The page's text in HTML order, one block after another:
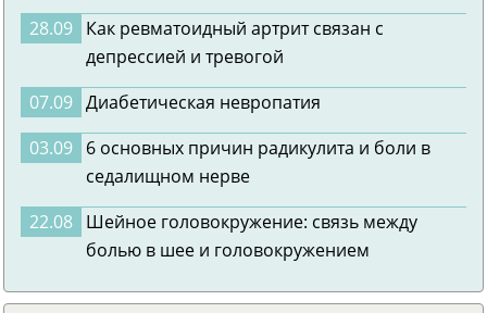
28.09 Как ревматоидный артрит связан с
депрессией и тревогой
07.09 Диабетическая невропатия
03.09 6 основных причин радикулита и боли в
седалищном нерве
22.08 Шейное головокружение: связь между
болью в шее и головокружением